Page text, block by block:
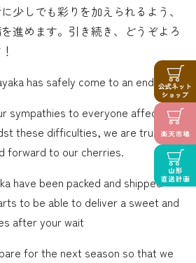
少しでも彩りを加えられるよう、
進めます。引き続き、どうぞよろ
has safely come to an end
sympathies to everyone affected by
these difficulties, we are truly
forward to our cherries.
have been packed and shipped
to be able to deliver a sweet and
after your wait
for the next season so that we